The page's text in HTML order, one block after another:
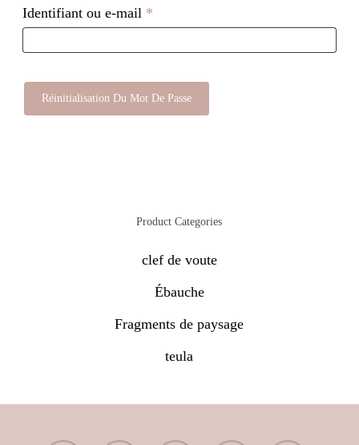
Identifiant ou e-mail *Obligatoire
Réinitialisation Du Mot De Passe
Product Categories
clef de voute
Ébauche
Fragments de paysage
teula